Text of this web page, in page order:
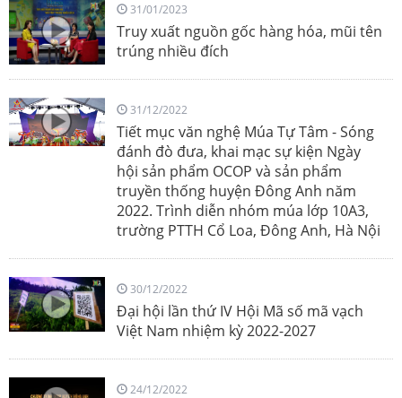
31/01/2023
Truy xuất nguồn gốc hàng hóa, mũi tên
trúng nhiều đích
31/12/2022
Tiết mục văn nghệ Múa Tự Tâm - Sóng
đánh đò đưa, khai mạc sự kiện Ngày
hội sản phẩm OCOP và sản phẩm
truyền thống huyện Đông Anh năm
2022. Trình diễn nhóm múa lớp 10A3,
trường PTTH Cổ Loa, Đông Anh, Hà Nội
30/12/2022
Đại hội lần thứ IV Hội Mã số mã vạch
Việt Nam nhiệm kỳ 2022-2027
24/12/2022